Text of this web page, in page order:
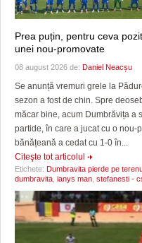
Prea puțin, pentru ceva
unei nou-promovate
08 august 2026 de: Daniel Neacșu
Se anunță vremuri grele la
sezon a fost de chin. Spre
măcar bine, acum Dumbrăvița a
partide, în care a jucat cu o
bănățeană a cedat cu 1-0 în...
Citeşte tot articolul
Etichete: Dumbravita pierde pe
dumbravita ianys man stefanesti -